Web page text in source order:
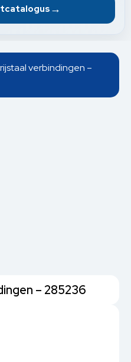
→
verbindingen –
– 285236